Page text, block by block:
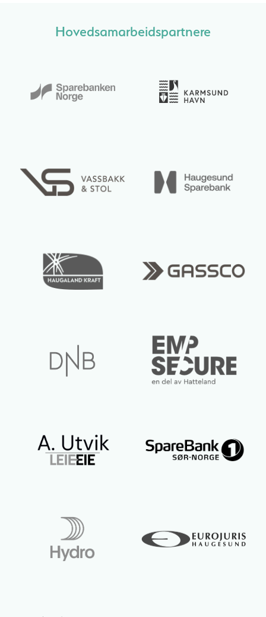
Hovedsamarbeidspartnere